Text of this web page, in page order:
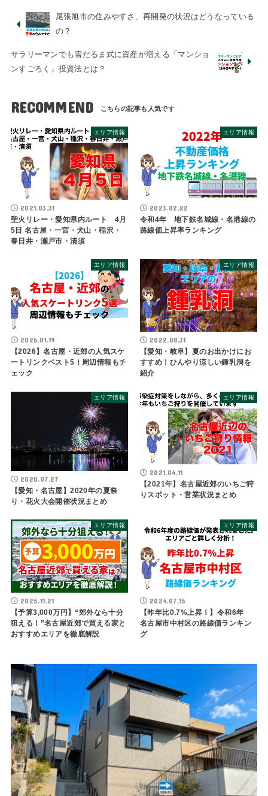
尾張旭市の住みやすさ、再開発の状況はどうなっている
の？
サラリーマンでも雪だるま式に資産が増える「マンショ
ンすごろく」投資法とは？
RECOMMEND
エリア情報
2021.03.31
聖火リレー・愛知県内ルート 4月
5日 名古屋・一宮・犬山・稲沢・
春日井・瀬戸市・清須
エリア情報
2023.02.22
令和4年 地下鉄名城線・名港線の
路線価上昇率ランキング
エリア情報
2026.01.19
【2026】名古屋・近郊の人気スケ
ートリンクベスト5！周辺情報もチ
ェック
エリア情報
2022.08.31
【愛知・岐阜】夏のお出かけにお
すすめ！ひんやり涼しい鍾乳洞を
紹介
エリア情報
2020.07.27
【愛知・名古屋】2020年の夏祭
り・花火大会開催状況まとめ
エリア情報
2021.04.11
【2021年】名古屋近郊のいちご狩
りスポット・営業状況まとめ
エリア情報
2025.11.21
【予算3,000万円】“郊外なら十分
狙える！”名古屋近郊で買える家と
おすすめエリアを徹底解説
エリア情報
2024.07.15
【昨年比0.7%上昇！】令和6年
名古屋市中村区の路線価ランキン
グ